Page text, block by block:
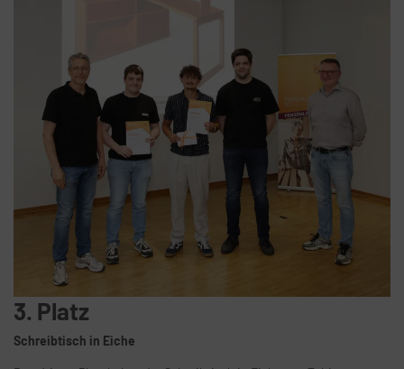
3. Platz
Schreibtisch in Eiche